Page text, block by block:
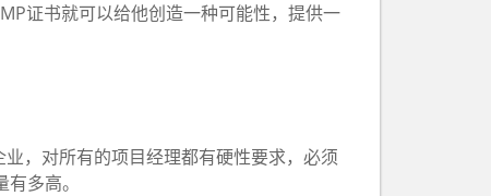
证书就可以给他创造一种可能性，提供一
，对所有的项目经理都有硬性要求，必须
多高。